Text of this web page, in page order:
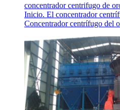
concentrador centrifugo de
Inicio. El concentrador
Concentrador centrífugo del